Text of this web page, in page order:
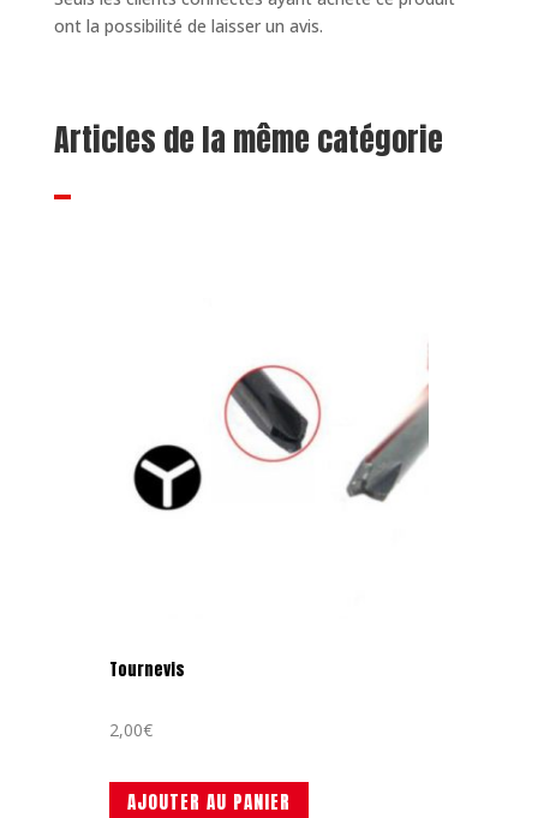
ont la possibilité de laisser un avis.
Articles de la même catégorie
Tournevis
2,00€
AJOUTER AU PANIER